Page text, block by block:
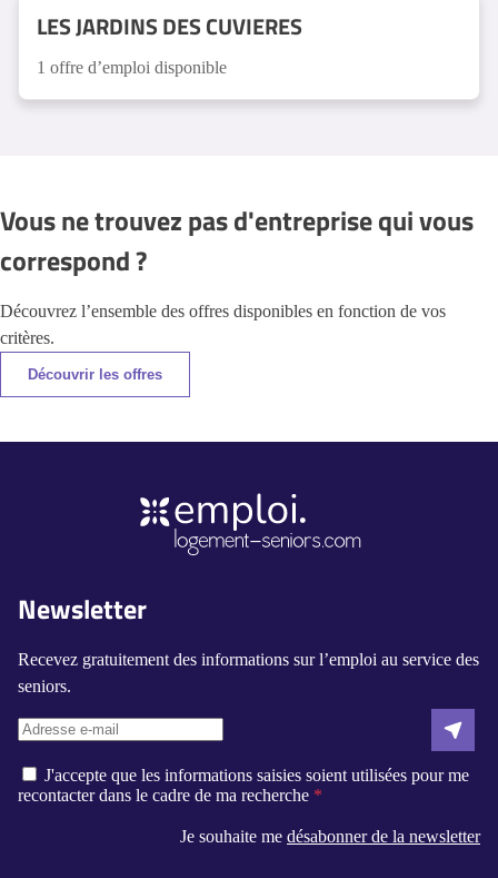
LES JARDINS DES CUVIERES
1 offre d’emploi disponible
Vous ne trouvez pas d'entreprise qui vous
correspond ?
Découvrez l’ensemble des offres disponibles en fonction de vos
critères.
Découvrir les offres
Newsletter
Recevez gratuitement des informations sur l’emploi au service des
seniors.
J'accepte que les informations saisies soient utilisées pour me
recontacter dans le cadre de ma recherche
Je souhaite me désabonner de la newsletter